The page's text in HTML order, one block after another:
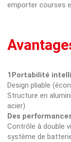
emporter courses
1Portabilité
Design pliable
Structure en
acier)
Des
Contrôle à double
système de